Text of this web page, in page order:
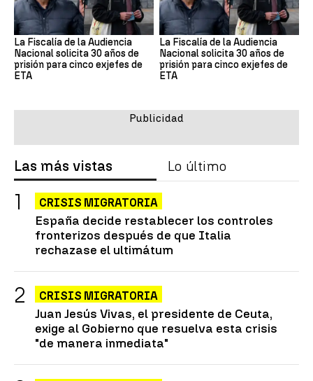
La Fiscalía de la Audiencia
Nacional solicita 30 años de
prisión para cinco exjefes de
ETA
La Fiscalía de la Audiencia
Nacional solicita 30 años de
prisión para cinco exjefes de
ETA
Las más vistas Lo último
CRISIS MIGRATORIA
España decide restablecer los controles
fronterizos después de que Italia
rechazase el ultimátum
CRISIS MIGRATORIA
Juan Jesús Vivas, el presidente de Ceuta,
exige al Gobierno que resuelva esta crisis
"de manera inmediata"